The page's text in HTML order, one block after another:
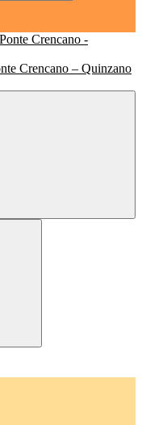
Crencano – Quinzano